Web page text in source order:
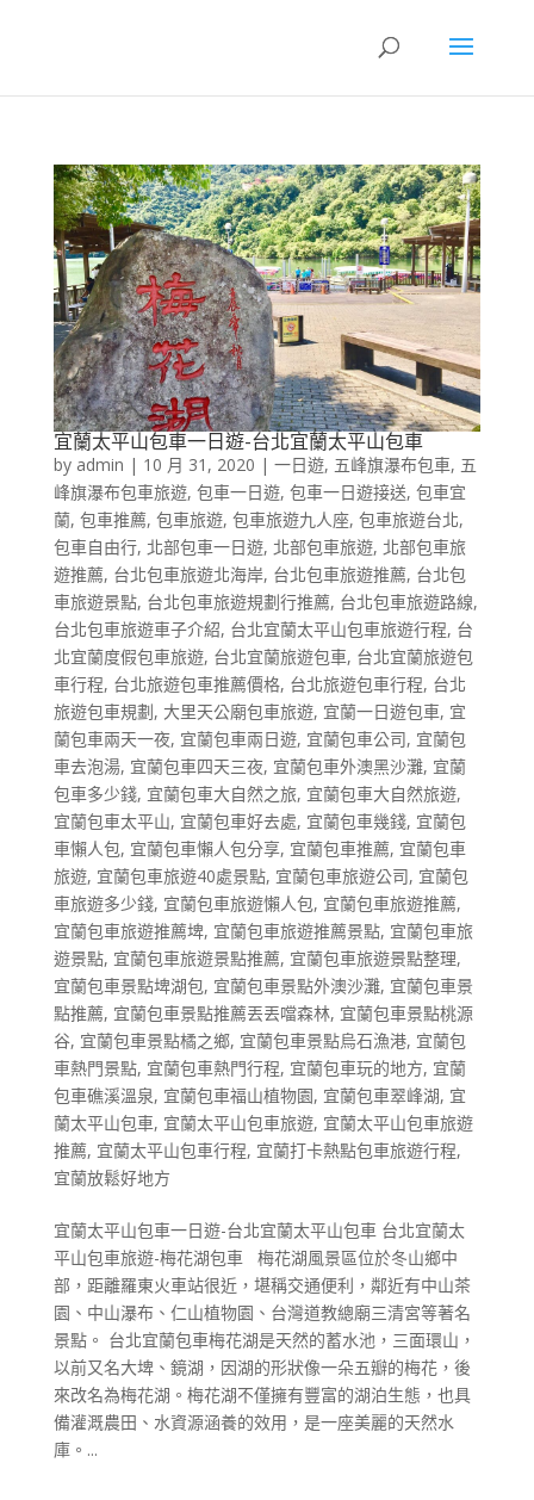
宜蘭太平山包車一日遊-台北宜蘭太平山包車
by admin | 10 月 31, 2020 | 一日遊, 五峰旗瀑布包車, 五
峰旗瀑布包車旅遊, 包車一日遊, 包車一日遊接送, 包車宜
蘭, 包車推薦, 包車旅遊, 包車旅遊九人座, 包車旅遊台北,
包車自由行, 北部包車一日遊, 北部包車旅遊, 北部包車旅
遊推薦, 台北包車旅遊北海岸, 台北包車旅遊推薦, 台北包
車旅遊景點, 台北包車旅遊規劃行推薦, 台北包車旅遊路線,
台北包車旅遊車子介紹, 台北宜蘭太平山包車旅遊行程, 台
北宜蘭度假包車旅遊, 台北宜蘭旅遊包車, 台北宜蘭旅遊包
車行程, 台北旅遊包車推薦價格, 台北旅遊包車行程, 台北
旅遊包車規劃, 大里天公廟包車旅遊, 宜蘭一日遊包車, 宜
蘭包車兩天一夜, 宜蘭包車兩日遊, 宜蘭包車公司, 宜蘭包
車去泡湯, 宜蘭包車四天三夜, 宜蘭包車外澳黑沙灘, 宜蘭
包車多少錢, 宜蘭包車大自然之旅, 宜蘭包車大自然旅遊,
宜蘭包車太平山, 宜蘭包車好去處, 宜蘭包車幾錢, 宜蘭包
車懶人包, 宜蘭包車懶人包分享, 宜蘭包車推薦, 宜蘭包車
旅遊, 宜蘭包車旅遊40處景點, 宜蘭包車旅遊公司, 宜蘭包
車旅遊多少錢, 宜蘭包車旅遊懶人包, 宜蘭包車旅遊推薦,
宜蘭包車旅遊推薦埤, 宜蘭包車旅遊推薦景點, 宜蘭包車旅
遊景點, 宜蘭包車旅遊景點推薦, 宜蘭包車旅遊景點整理,
宜蘭包車景點埤湖包, 宜蘭包車景點外澳沙灘, 宜蘭包車景
點推薦, 宜蘭包車景點推薦丟丟噹森林, 宜蘭包車景點桃源
谷, 宜蘭包車景點橘之鄉, 宜蘭包車景點烏石漁港, 宜蘭包
車熱門景點, 宜蘭包車熱門行程, 宜蘭包車玩的地方, 宜蘭
包車礁溪溫泉, 宜蘭包車福山植物園, 宜蘭包車翠峰湖, 宜
蘭太平山包車, 宜蘭太平山包車旅遊, 宜蘭太平山包車旅遊
推薦, 宜蘭太平山包車行程, 宜蘭打卡熱點包車旅遊行程,
宜蘭放鬆好地方
宜蘭太平山包車一日遊-台北宜蘭太平山包車 台北宜蘭太
平山包車旅遊-梅花湖包車 梅花湖風景區位於冬山鄉中
部，距離羅東火車站很近，堪稱交通便利，鄰近有中山茶
園、中山瀑布、仁山植物園、台灣道教總廟三清宮等著名
景點。 台北宜蘭包車梅花湖是天然的蓄水池，三面環山，
以前又名大埤、鏡湖，因湖的形狀像一朵五瓣的梅花，後
來改名為梅花湖。梅花湖不僅擁有豐富的湖泊生態，也具
備灌溉農田、水資源涵養的效用，是一座美麗的天然水
庫。...